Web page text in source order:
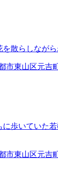
散らしなが
市東山区元吉
歩いていた
市東山区元吉